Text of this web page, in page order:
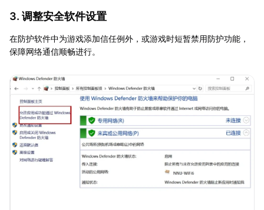
3. 调整安全软件设置
在防护软件中为游戏添加信任例外，或游戏时短暂禁用防护功能，
保障网络通信顺畅进行。